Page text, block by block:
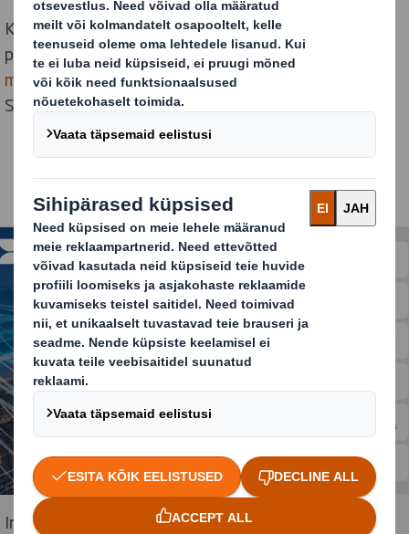
Kõik disainerid ja novaatorid on motiveeritud
püüdlikust eesmärgist. Meie eesmärk onanda
muutuvas maailmas pakendamisele uus määratlus
Seda järgivad ka nemad.
Innovatsioonistrateegia